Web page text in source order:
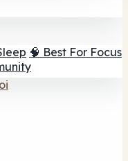
🧠 Best For Focus